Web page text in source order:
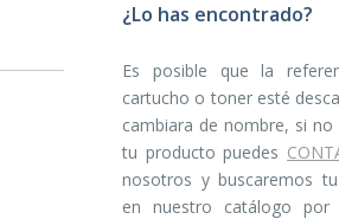
¿Lo has encontrado?
Es posible que la
cartucho o toner esté
cambiara de nombre, si no
tu producto puedes
nosotros y buscaremos
en nuestro catálogo